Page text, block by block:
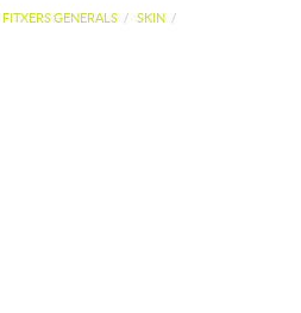
FITXERS GENERALS SKIN